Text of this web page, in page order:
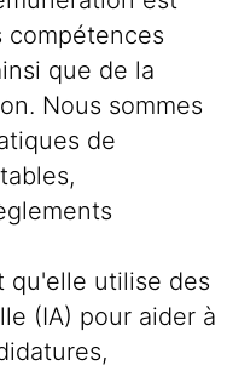
que de la
Nous sommes
de
qu'elle utilise des
(IA) pour aider à